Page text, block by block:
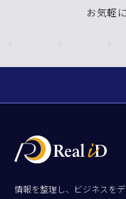
お気軽
情報を整理し、ビジネスを